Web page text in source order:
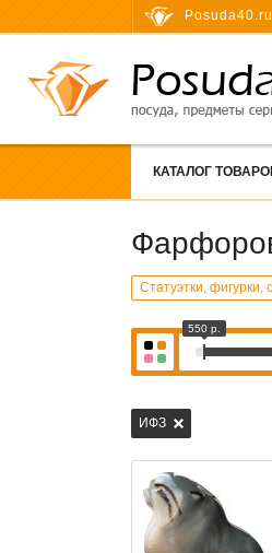
Posuda40.ru
КАТАЛОГ
Статуэтки, фигурки,
550 р.
ИФЗ